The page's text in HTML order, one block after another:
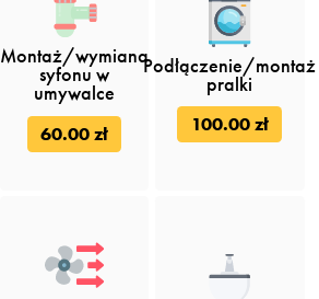
Montaż/wymiana
syfonu w
umywalce
60.00 zł
Podłączenie/montaż
pralki
100.00 zł